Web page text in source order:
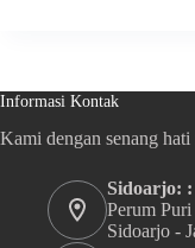
Informasi Kontak
Kami dengan senang
Sidoarjo: :
Perum
Sidoarjo -